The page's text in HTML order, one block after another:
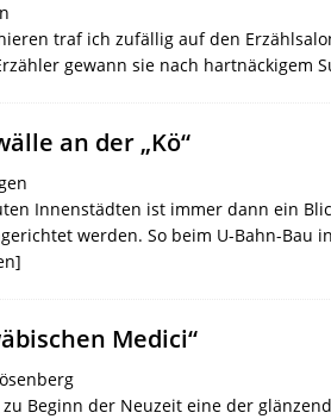
traf ich zufällig auf den
gewann sie nach hartnäckigem
an der „Kö“
Innenstädten ist immer dann ein
werden. So beim U-Bahn-Bau
Medici“
Beginn der Neuzeit eine der